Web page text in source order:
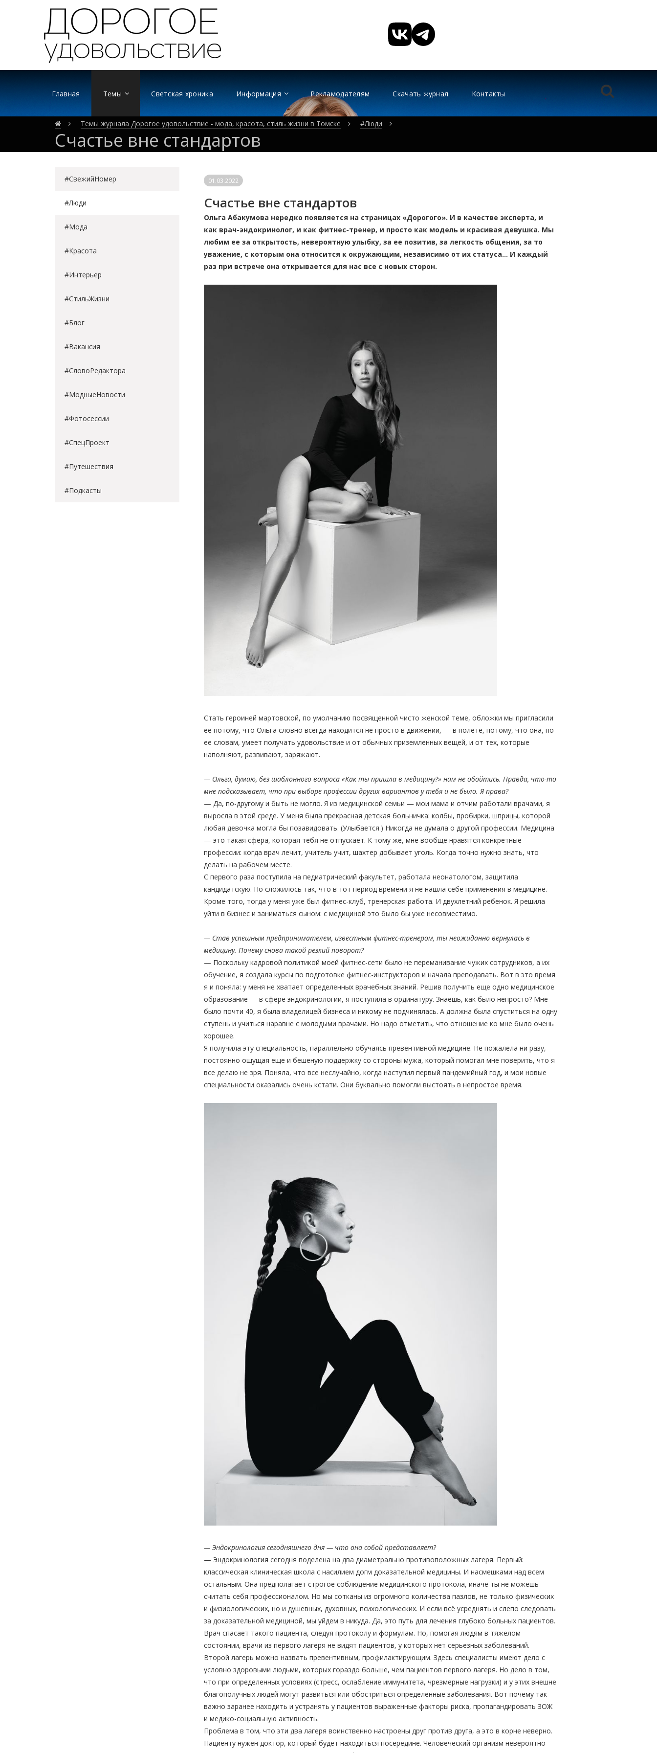
Главная Темы Светская хроника Информация Рекламодателям Скачать журнал Контакты
Темы журнала Дорогое удовольствие - мода, красота, стиль жизни в Томске #Люди
Счастье вне стандартов
#СвежийНомер
#Люди
#Мода
#Красота
#Интерьер
#СтильЖизни
#Блог
#Вакансия
#СловоРедактора
#МодныеНовости
#Фотосессии
#СпецПроект
#Путешествия
#Подкасты
01.03.2022
Счастье вне стандартов
Ольга Абакумова нередко появляется на страницах «Дорогого». И в качестве эксперта, и
как врач-эндокринолог, и как фитнес-тренер, и просто как модель и красивая девушка. Мы
любим ее за открытость, невероятную улыбку, за ее позитив, за легкость общения, за то
уважение, с которым она относится к окружающим, независимо от их статуса… И каждый
раз при встрече она открывается для нас все с новых сторон.
Стать героиней мартовской, по умолчанию посвященной чисто женской теме, обложки мы пригласили
ее потому, что Ольга словно всегда находится не просто в движении, — в полете, потому, что она, по
ее словам, умеет получать удовольствие и от обычных приземленных вещей, и от тех, которые
наполняют, развивают, заряжают.
— Ольга, думаю, без шаблонного вопроса «Как ты пришла в медицину?» нам не обойтись. Правда, что-то
мне подсказывает, что при выборе профессии других вариантов у тебя и не было. Я права?
— Да, по-другому и быть не могло. Я из медицинской семьи — мои мама и отчим работали врачами, я
выросла в этой среде. У меня была прекрасная детская больничка: колбы, пробирки, шприцы, которой
любая девочка могла бы позавидовать. (Улыбается.) Никогда не думала о другой профессии. Медицина
— это такая сфера, которая тебя не отпускает. К тому же, мне вообще нравятся конкретные
профессии: когда врач лечит, учитель учит, шахтер добывает уголь. Когда точно нужно знать, что
делать на рабочем месте.
С первого раза поступила на педиатрический факультет, работала неонатологом, защитила
кандидатскую. Но сложилось так, что в тот период времени я не нашла себе применения в медицине.
Кроме того, тогда у меня уже был фитнес-клуб, тренерская работа. И двухлетний ребенок. Я решила
уйти в бизнес и заниматься сыном: с медициной это было бы уже несовместимо.
— Став успешным предпринимателем, известным фитнес-тренером, ты неожиданно вернулась в
медицину. Почему снова такой резкий поворот?
— Поскольку кадровой политикой моей фитнес-сети было не переманивание чужих сотрудников, а их
обучение, я создала курсы по подготовке фитнес-инструкторов и начала преподавать. Вот в это время
я и поняла: у меня не хватает определенных врачебных знаний. Решив получить еще одно медицинское
образование — в сфере эндокринологии, я поступила в ординатуру. Знаешь, как было непросто? Мне
было почти 40, я была владелицей бизнеса и никому не подчинялась. А должна была спуститься на одну
ступень и учиться наравне с молодыми врачами. Но надо отметить, что отношение ко мне было очень
хорошее.
Я получила эту специальность, параллельно обучаясь превентивной медицине. Не пожалела ни разу,
постоянно ощущая еще и бешеную поддержку со стороны мужа, который помогал мне поверить, что я
все делаю не зря. Поняла, что все неслучайно, когда наступил первый пандемийный год, и мои новые
специальности оказались очень кстати. Они буквально помогли выстоять в непростое время.
— Эндокринология сегодняшнего дня — что она собой представляет?
— Эндокринология сегодня поделена на два диаметрально противоположных лагеря. Первый:
классическая клиническая школа с насилием догм доказательной медицины. И насмешками над всем
остальным. Она предполагает строгое соблюдение медицинского протокола, иначе ты не можешь
считать себя профессионалом. Но мы сотканы из огромного количества пазлов, не только физических
и физиологических, но и душевных, духовных, психологических. И если всё усреднять и слепо следовать
за доказательной медициной, мы уйдем в никуда. Да, это путь для лечения глубоко больных пациентов.
Врач спасает такого пациента, следуя протоколу и формулам. Но, помогая людям в тяжелом
состоянии, врачи из первого лагеря не видят пациентов, у которых нет серьезных заболеваний.
Второй лагерь можно назвать превентивным, профилактирующим. Здесь специалисты имеют дело с
условно здоровыми людьми, которых гораздо больше, чем пациентов первого лагеря. Но дело в том,
что при определенных условиях (стресс, ослабление иммунитета, чрезмерные нагрузки) и у этих внешне
благополучных людей могут развиться или обостриться определенные заболевания. Вот почему так
важно заранее находить и устранять у пациентов выраженные факторы риска, пропагандировать ЗОЖ
и медико-социальную активность.
Проблема в том, что эти два лагеря воинственно настроены друг против друга, а это в корне неверно.
Пациенту нужен доктор, который будет находиться посередине. Человеческий организм невероятно